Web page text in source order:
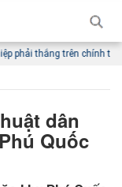
thắng trên chính thị
dân
Quốc